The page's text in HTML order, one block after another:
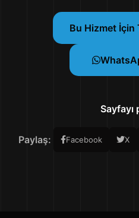
Bu Hizmet İçin
Sayfayı
Paylaş: Facebook X